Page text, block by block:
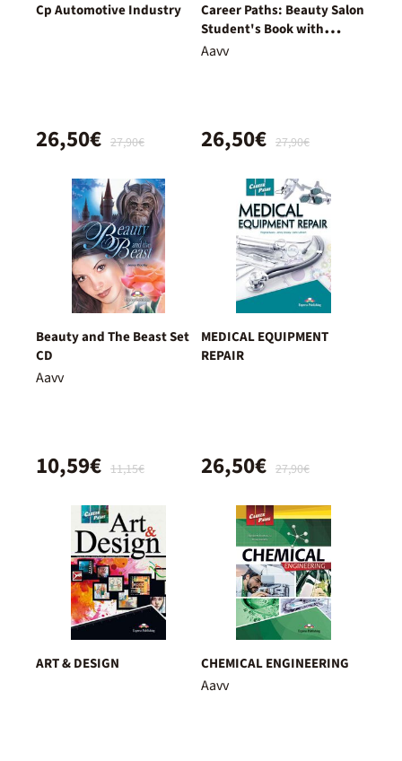
Cp Automotive Industry
27,90€
26,50€
Career Paths: Beauty Salon
Student's Book with
DigiBooks
Aavv
27,90€
26,50€
Beauty and The Beast Set
CD
Aavv
11,15€
10,59€
MEDICAL EQUIPMENT
REPAIR
27,90€
26,50€
ART & DESIGN CHEMICAL ENGINEERING
Aavv